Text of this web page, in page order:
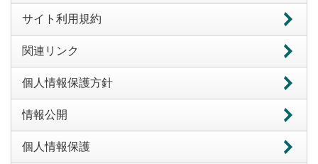
サイト利用規約
関連リンク
個人情報保護方針
情報公開
個人情報保護